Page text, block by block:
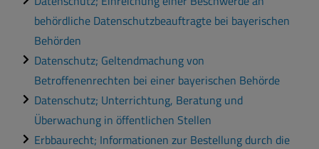
behördliche Datenschutzbeauftragte bei bayerischen
Behörden
Datenschutz; Geltendmachung von
Betroffenenrechten bei einer bayerischen Behörde
Datenschutz; Unterrichtung, Beratung und
Überwachung in öffentlichen Stellen
Erbbaurecht; Informationen zur Bestellung durch die